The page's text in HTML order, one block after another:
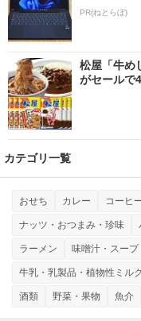
PR(ねとらぼ)
松屋「牛め
がセール
カテゴリ一覧
おせち カレー コーヒ
ナッツ・おつまみ・珍味
ラーメン 味噌汁・スープ
牛乳・乳製品・植物性ミルク
酒類 野菜・果物 魚介